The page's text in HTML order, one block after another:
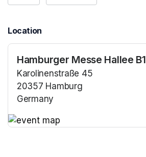
Location
Hamburger Messe Hallee B1
Karolinenstraße 45
20357 Hamburg
Germany